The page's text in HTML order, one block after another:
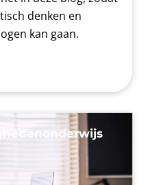
denken en
kan gaan.